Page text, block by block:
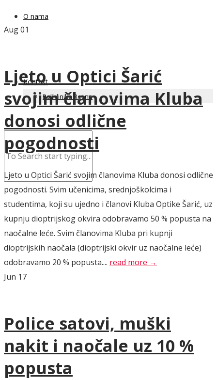
O nama
Kontakt
Poliklinika Retina
Aug01
Ljeto u Optici Šarić
svojim članovima Kluba
donosi odlične
pogodnosti
Ljeto u Optici Šarić svojim članovima Kluba donosi odlične
pogodnosti. Svim učenicima, srednjoškolcima i
studentima, koji su ujedno i članovi Kluba Optike Šarić, uz
kupnju dioptrijskog okvira odobravamo 50 % popusta na
naočalne leće. Svim članovima Kluba pri kupnji
dioptrijskih naočala (dioptrijski okvir uz naočalne leće)
odobravamo 20 % popusta.... read more →
Jun 17
Police satovi, muški
nakit i naočale uz 10 %
popusta